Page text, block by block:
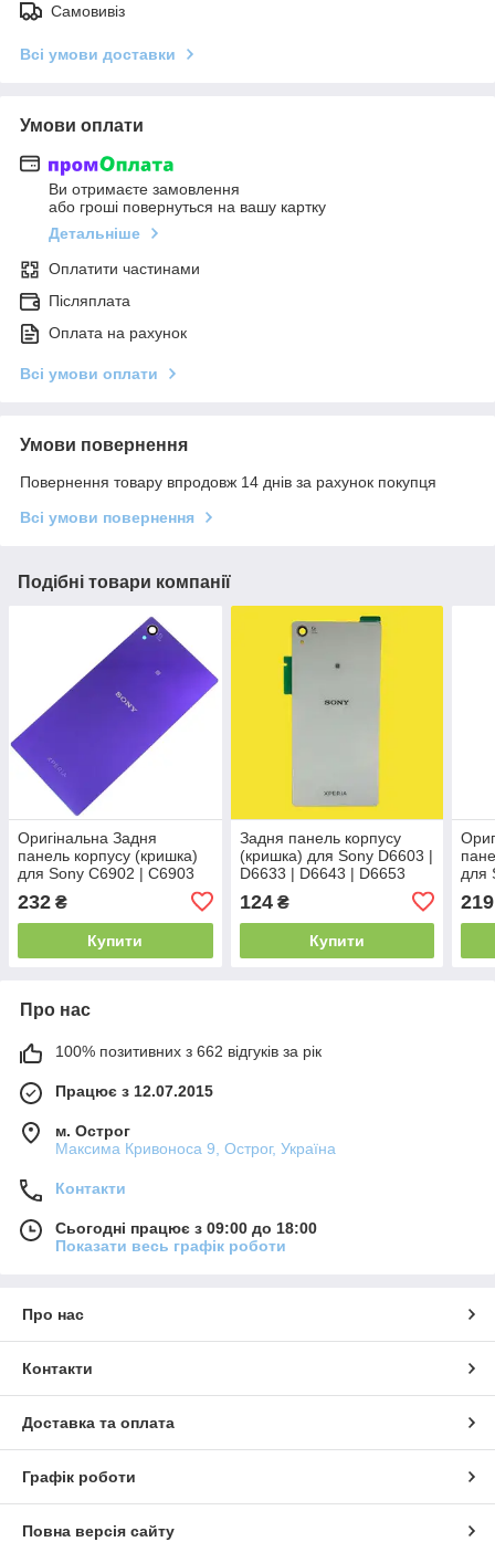
Самовивіз
Всі умови доставки
Умови оплати
Ви отримаєте замовлення
або гроші повернуться на вашу картку
Детальніше
Оплатити частинами
Післяплата
Оплата на рахунок
Всі умови оплати
Умови повернення
Повернення товару впродовж 14 днів за рахунок покупця
Всі умови повернення
Подібні товари компанії
Оригінальна Задня
панель корпусу (кришка)
для Sony C6902 | C6903
(Фіолетова)
232 ₴
Купити
Задня панель корпусу
(кришка) для Sony D6603 |
D6633 | D6643 | D6653
ААА)
124₴
Купити
для
219
Про нас
100% позитивних з 662 відгуків за рік
Працює з 12.07.2015
м. Острог
Максима Кривоноса 9, Острог, Україна
Контакти
Сьогодні працює з 09:00 до 18:00
Показати весь графік роботи
Про нас
Контакти
Доставка та оплата
Графік роботи
Повна версія сайту